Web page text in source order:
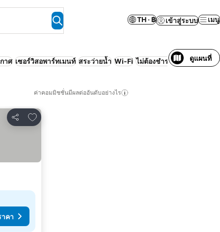
TH · ฿ เข้าสู่ระบบ เมนู
าศ เซอร์วิสอพาร์ทเมนท์ สระว่ายน้ำ Wi-Fi ไม่ต้องชำระเงินล่วงหน้า บ้
ดูแผนที่
ค่าคอมมิชชั่นมีผลต่ออันดับอย่างไร
แชร์
เพิ่มในรายการโปรด
คา